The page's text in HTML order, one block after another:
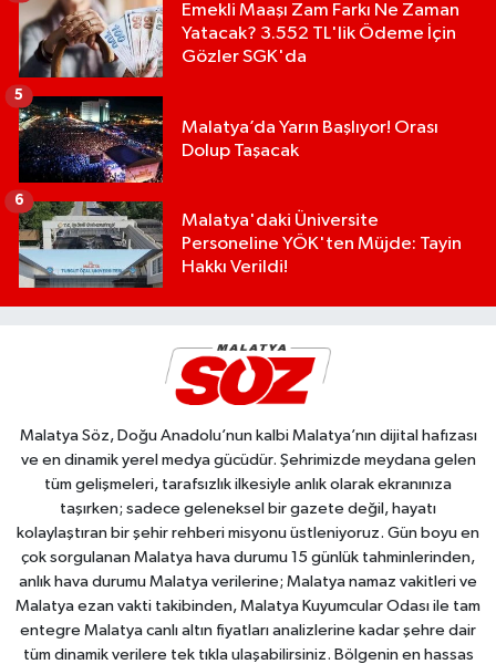
Emekli Maaşı Zam Farkı Ne Zaman
Yatacak? 3.552 TL'lik Ödeme İçin
Gözler SGK'da
Malatya’da Yarın Başlıyor! Orası
Dolup Taşacak
5
Malatya'daki Üniversite
Personeline YÖK'ten Müjde: Tayin
Hakkı Verildi!
6
Malatya Söz, Doğu Anadolu’nun kalbi Malatya’nın dijital hafızası
ve en dinamik yerel medya gücüdür. Şehrimizde meydana gelen
tüm gelişmeleri, tarafsızlık ilkesiyle anlık olarak ekranınıza
taşırken; sadece geleneksel bir gazete değil, hayatı
kolaylaştıran bir şehir rehberi misyonu üstleniyoruz. Gün boyu en
çok sorgulanan Malatya hava durumu 15 günlük tahminlerinden,
anlık hava durumu Malatya verilerine; Malatya namaz vakitleri ve
Malatya ezan vakti takibinden, Malatya Kuyumcular Odası ile tam
entegre Malatya canlı altın fiyatları analizlerine kadar şehre dair
tüm dinamik verilere tek tıkla ulaşabilirsiniz. Bölgenin en hassas